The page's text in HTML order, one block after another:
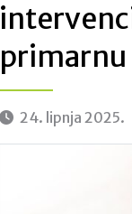
24. lipnja 2025.